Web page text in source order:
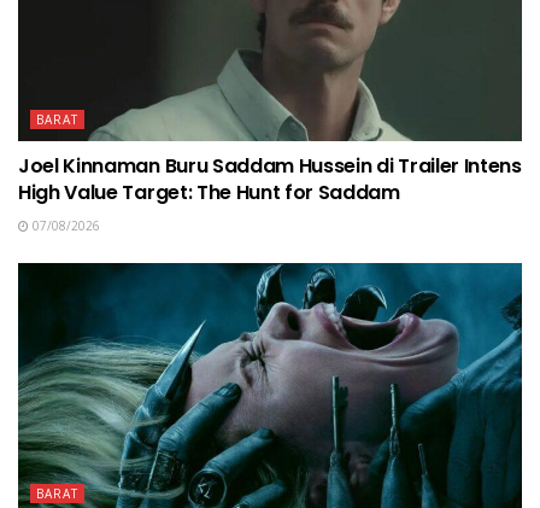
BARAT
Joel Kinnaman Buru Saddam Hussein di Trailer Intens
High Value Target: The Hunt for Saddam
07/08/2026
BARAT